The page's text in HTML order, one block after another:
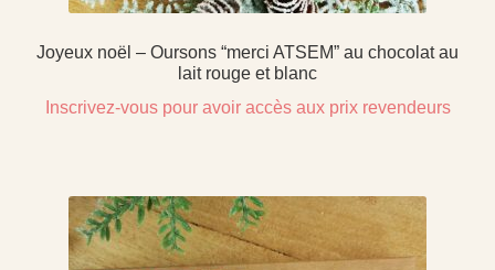
Joyeux noël – Oursons “merci ATSEM” au chocolat au
lait rouge et blanc
Inscrivez-vous pour avoir accès aux prix revendeurs